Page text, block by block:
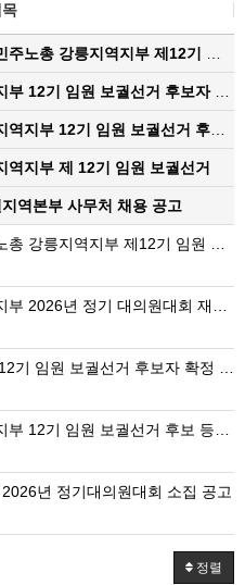
역지부 제12기 임원 보궐선거결과 공고
기 임원 보궐선거 후보자 확정 공고
임원 보궐선거 후보 등록 기간 연장 공고
지부 제 12기 임원 보궐선거
역본부 사무처 채용 공고
지부 제12기 임원 보궐선거결과 공고
년 정기 대의원대회 재소집 건
임원 보궐선거 후보자 확정 공고
원 보궐선거 후보 등록 기간 연장 공고
년 정기대의원대회 소집 공고
정렬